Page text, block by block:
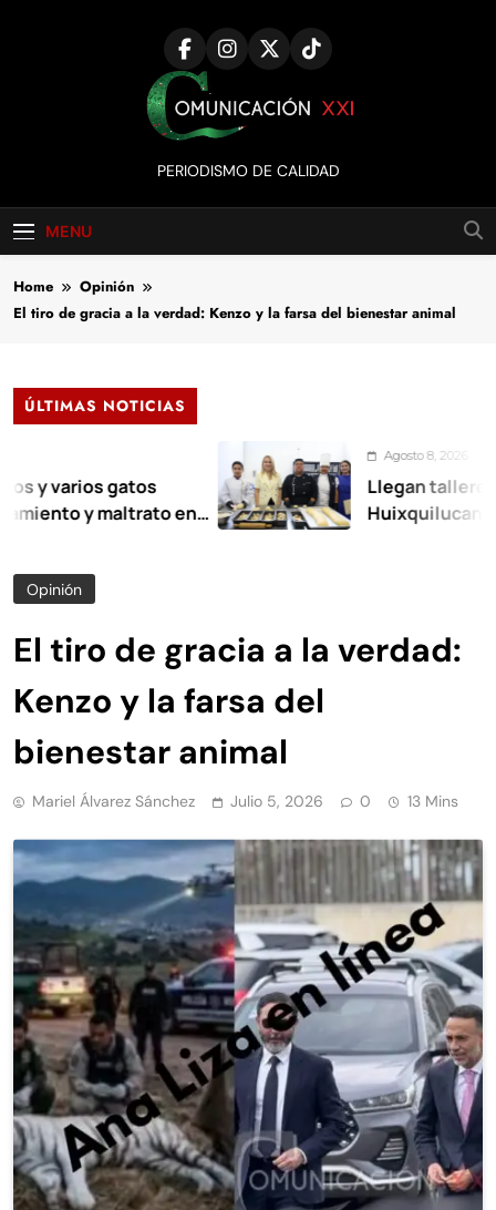
Comunicación
XXI
PERIODISMO DE CALIDAD
MENU
Home
Opinión
El tiro de gracia a la verdad: Kenzo y la farsa del bienestar animal
ÚLTIMAS NOTICIAS
gatos
maltrato en
Agosto 8, 2026
Llegan talleres de
Huixquilucan
Opinión
El tiro de gracia a la verdad:
Kenzo y la farsa del
bienestar animal
Mariel Álvarez Sánchez Julio 5, 2026 0 13 Mins